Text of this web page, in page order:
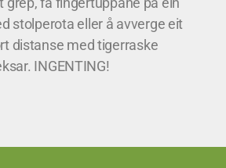
stolperota eller å avverge eit
distanse med tigerraske
INGENTING!